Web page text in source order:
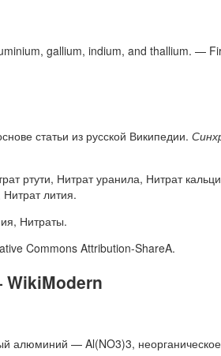
gallium, indium, and thallium. —
статьи из русской Википедии.
ртути, Нитрат уранила, Нитрат
лития.
Нитраты.
Commons Attribution-ShareA.
алюминий — Al(NO3)3,